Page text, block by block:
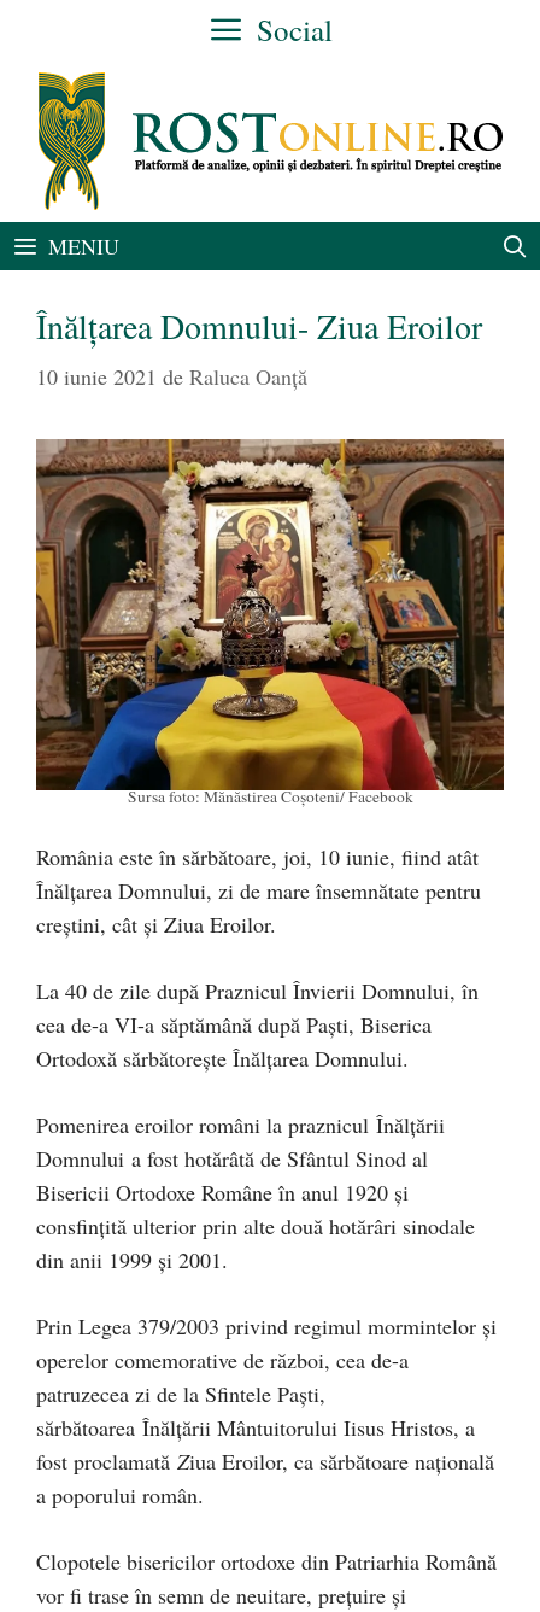
conținut
Social
MENIU
Înălțarea Domnului- Ziua Eroilor
10 iunie 2021 de Raluca Oanță
Sursa foto: Mănăstirea Coșoteni/ Facebook
România este în sărbătoare, joi, 10 iunie, fiind atât
Înălțarea Domnului, zi de mare însemnătate pentru
creștini, cât și Ziua Eroilor.
La 40 de zile după Praznicul Învierii Domnului, în
cea de-a VI-a săptămână după Paşti, Biserica
Ortodoxă sărbătoreşte Înălţarea Domnului.
Pomenirea eroilor români la praznicul Înălţării
Domnului a fost hotărâtă de Sfântul Sinod al
Bisericii Ortodoxe Române în anul 1920 și
consfinţită ulterior prin alte două hotărâri sinodale
din anii 1999 şi 2001.
Prin Legea 379/2003 privind regimul mormintelor şi
operelor comemorative de război, cea de-a
patruzecea zi de la Sfintele Paşti,
sărbătoarea Înălţării Mântuitorului Iisus Hristos, a
fost proclamată Ziua Eroilor, ca sărbătoare naţională
a poporului român.
Clopotele bisericilor ortodoxe din Patriarhia Română
vor fi trase în semn de neuitare, pre­țui­re și